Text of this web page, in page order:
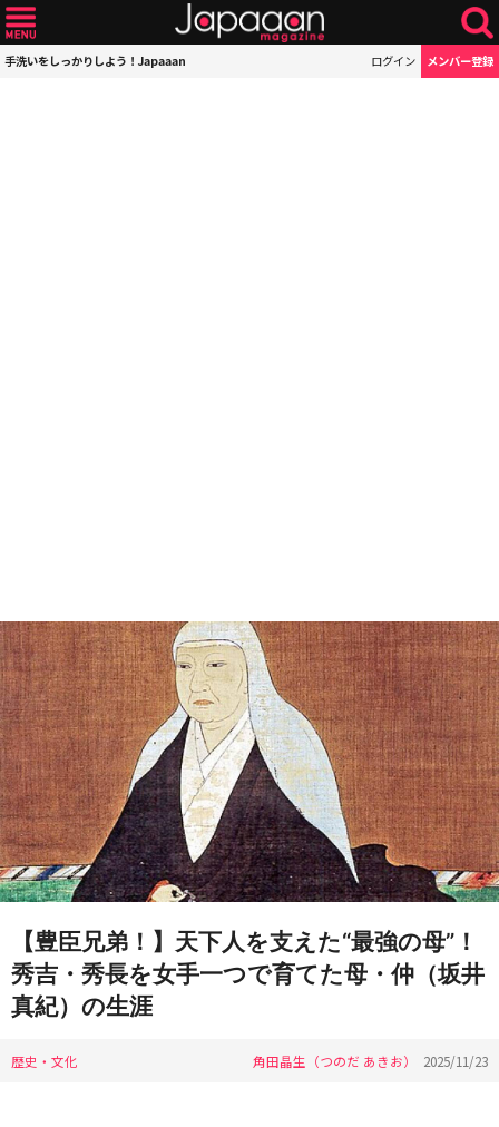
手洗いをしっかりしよう！Japaaan ログイン メンバー登録
【豊臣兄弟！】天下人を支えた“最強の母”！
秀吉・秀長を女手一つで育てた母・仲（坂井
真紀）の生涯
歴史・文化 角田晶生（つのだ あきお） 2025/11/23